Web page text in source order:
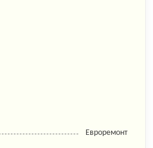
Евроремонт